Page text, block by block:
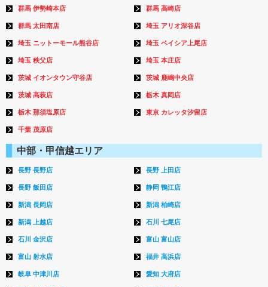
群馬 伊勢崎本店 群馬 高崎店
群馬 太田南店 埼玉 アリオ深谷店
埼玉 ニットーモール熊谷店 埼玉 ベイシア上尾店
埼玉 秩父店 埼玉 本庄店
茨城 イオンタウン守谷店 茨城 鹿嶋中央店
茨城 高萩店 栃木 真岡店
栃木 那須塩原店 東京 カレッタ汐留店
千葉 茂原店
中部・甲信越エリア
長野 長野店 長野 上田店
長野 飯田店 静岡 鴨江店
新潟 長岡店 新潟 柏崎店
新潟 上越店 石川 七尾店
石川 金沢店 富山 富山店
富山 射水店 福井 高浜店
岐阜 中津川店 愛知 大府店